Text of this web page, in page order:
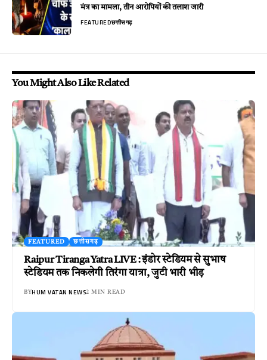
मंत्र का मामला, तीन आरोपियों की तलाश जारी
FEATUREDछत्तीसगढ़
You Might Also Like Related
FEATURED छत्तीसगढ़
Raipur Tiranga Yatra LIVE : इंडोर स्टेडियम से सुभाष
स्टेडियम तक निकलेगी तिरंगा यात्रा, जुटी भारी भीड़
BYHUM VATAN NEWS2 MIN READ